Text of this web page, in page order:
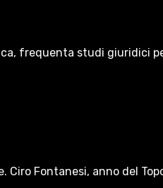
frequenta studi giuridici
Ciro Fontanesi, anno del